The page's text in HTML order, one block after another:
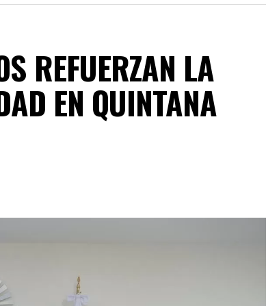
REFUERZAN LA
EN QUINTANA